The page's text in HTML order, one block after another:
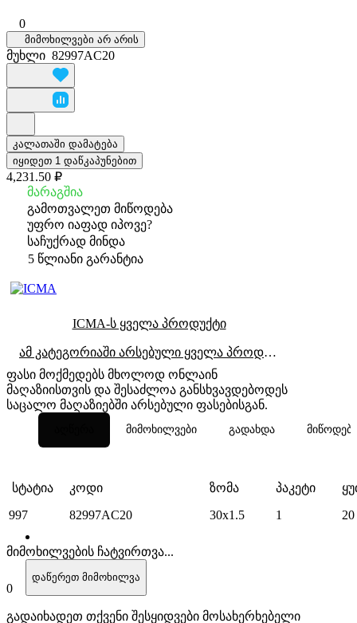
0
მიმოხილვები არ არის
მუხლი 82997AC20
კალათაში დამატება
იყიდეთ 1 დაწკაპუნებით
4,231.50 ₽
მარაგშია
გამოთვალეთ მიწოდება
უფრო იაფად იპოვე?
საჩუქრად მინდა
5 წლიანი გარანტია
ICMA-ს ყველა პროდუქტი
ამ კატეგორიაში არსებული ყველა პროდუქტი
ფასი მოქმედებს მხოლოდ ონლაინ
მაღაზიისთვის და შესაძლოა განსხვავდებოდეს
საცალო მაღაზიებში არსებული ფასებისგან.
მიმოხილვები გადახდა მიწოდება
სტატია კოდი ზომა პაკეტი
997
82997AC20 30x1.5 1 20
მიმოხილვების ჩატვირთვა...
0
დაწერეთ მიმოხილვა
გადაიხადეთ თქვენი შესყიდვები მოსახერხებელი